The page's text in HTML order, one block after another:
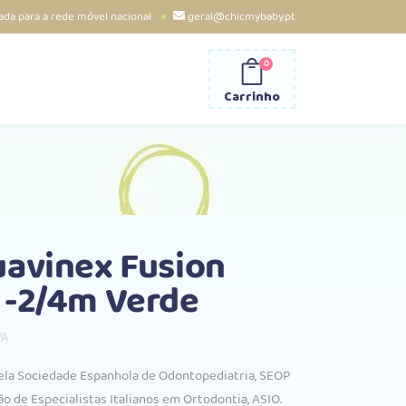
para a rede móvel nacional geral@chicmybaby.pt
Carrinho
0
Fusion
2/4m Verde
Sociedade Espanhola de Odontopediatria, SEOP
de Especialistas Italianos em Ortodontia, ASIO.